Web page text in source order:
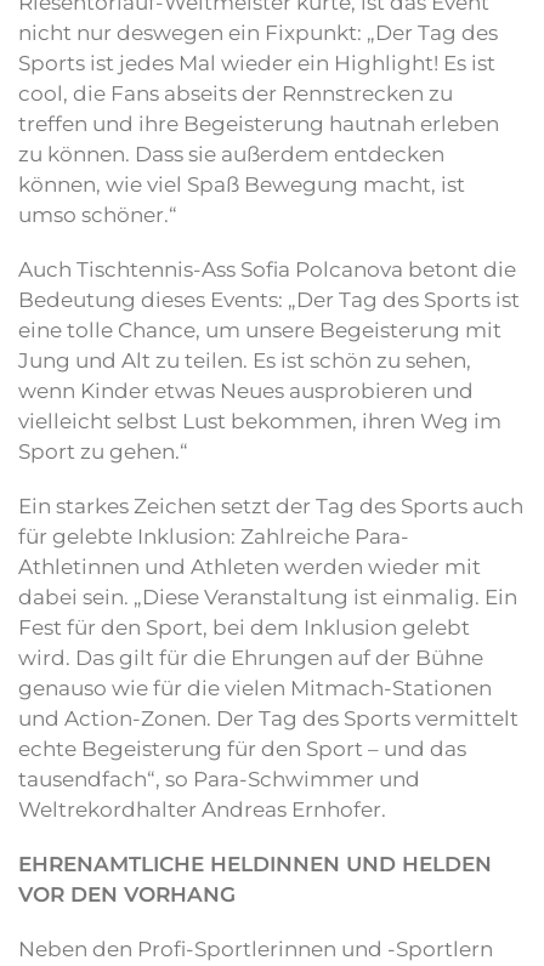
nicht nur deswegen ein Fixpunkt: „Der Tag des
Sports ist jedes Mal wieder ein Highlight! Es ist
cool, die Fans abseits der Rennstrecken zu
treffen und ihre Begeisterung hautnah erleben
zu können. Dass sie außerdem entdecken
können, wie viel Spaß Bewegung macht, ist
umso schöner.“
Auch Tischtennis-Ass Sofia Polcanova betont die
Bedeutung dieses Events: „Der Tag des Sports ist
eine tolle Chance, um unsere Begeisterung mit
Jung und Alt zu teilen. Es ist schön zu sehen,
wenn Kinder etwas Neues ausprobieren und
vielleicht selbst Lust bekommen, ihren Weg im
Sport zu gehen.“
Ein starkes Zeichen setzt der Tag des Sports auch
für gelebte Inklusion: Zahlreiche Para-
Athletinnen und Athleten werden wieder mit
dabei sein. „Diese Veranstaltung ist einmalig. Ein
Fest für den Sport, bei dem Inklusion gelebt
wird. Das gilt für die Ehrungen auf der Bühne
genauso wie für die vielen Mitmach-Stationen
und Action-Zonen. Der Tag des Sports vermittelt
echte Begeisterung für den Sport – und das
tausendfach“, so Para-Schwimmer und
Weltrekordhalter Andreas Ernhofer.
EHRENAMTLICHE HELDINNEN UND HELDEN
VOR DEN VORHANG
Neben den Profi-Sportlerinnen und -Sportlern